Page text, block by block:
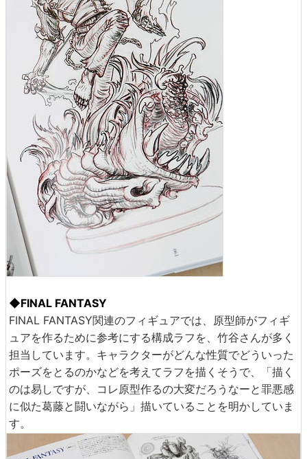
◆FINAL FANTASY
FINAL FANTASY関連のフィギュアでは、原型師がフィギ
ュアを作るために参考にする構成ラフを、竹谷さんが多く
担当しています。キャラクターがどんな性質でどういった
ポーズをとるのかなどを考えてラフを描くそうで、「描く
のは易しですが、コレ原型作るの大変だろうなーと罪悪感
に似た葛藤と闘いながら」描いていることを明かしていま
す。